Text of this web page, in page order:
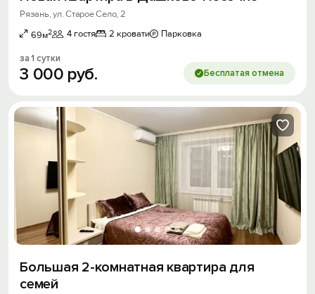
Рязань, ул. Старое Село, 2
69м2 4 гостя 2 кровати Парковка
за 1 сутки
3 000 руб. Бесплатая отмена
Большая 2-комнатная квартира для
семей